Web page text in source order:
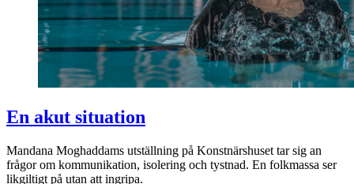
En akut situation
Mandana Moghaddams utställning på Konstnärshuset tar sig an
frågor om kommunikation, isolering och tystnad. En folkmassa ser
likgiltigt på utan att ingripa.